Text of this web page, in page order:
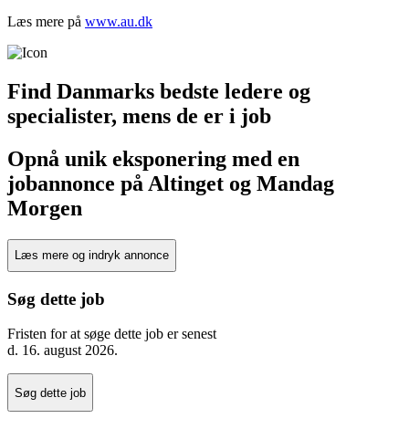
Læs mere på www.au.dk
Find Danmarks bedste ledere og
specialister, mens de er i job
Opnå unik eksponering med en
jobannonce på Altinget og Mandag
Morgen
Læs mere og indryk annonce
Søg dette job
Fristen for at søge dette job er senest
d. 16. august 2026.
Søg dette job